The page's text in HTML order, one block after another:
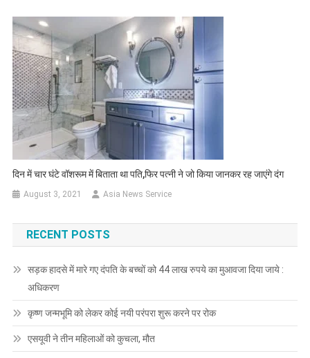
दिन में चार घंटे वॉशरूम में बिताता था पति,फिर पत्नी ने जो किया जानकर रह जाएंगे दंग
August 3, 2021 Asia News Service
RECENT POSTS
सड़क हादसे में मारे गए दंपति के बच्चों को 44 लाख रुपये का मुआवजा दिया जाये :
अधिकरण
कृष्ण जन्मभूमि को लेकर कोई नयी परंपरा शुरू करने पर रोक
एसयूवी ने तीन महिलाओं को कुचला, मौत